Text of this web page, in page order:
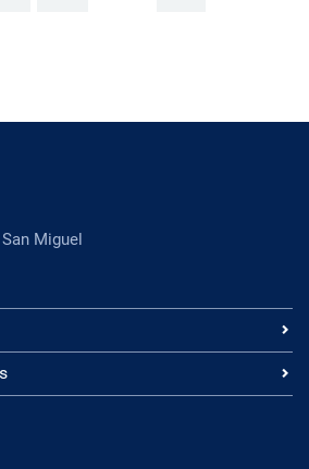
Miguel